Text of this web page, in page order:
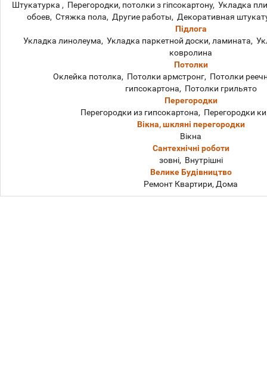
Штукатурка , Перегородки, потолки з гіпсокартону, Укладка
обоев, Стяжка пола, Другие работы, Декоративная
Підлога
Укладка линолеума, Укладка паркетной доски, ламината,
ковролина
Потолки
Оклейка потолка, Потолки армстронг, Потолки
гипсокартона, Потолки грильято
Перегородки
Перегородки из гипсокартона, Перегородки
Вікна, шкляні перегородки
Вікна
Сантехнічні роботи
зовні, Внутрішні
Велике Будівництво
Ремонт Квартири, Дома